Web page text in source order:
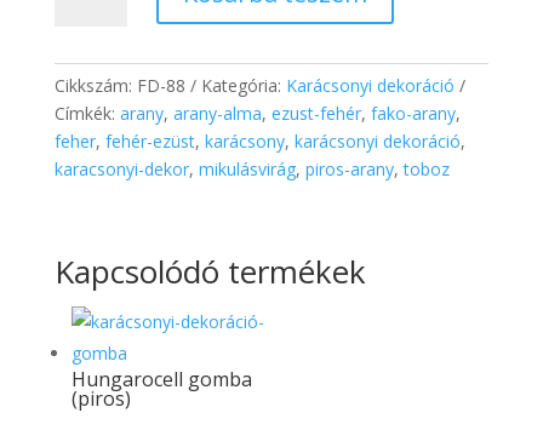
Házikó
(macis)
mennyiség
Cikkszám: FD-88 Kategória: Karácsonyi dekoráció
Címkék: arany, arany-alma, ezust-fehér, fako-arany,
feher, fehér-ezüst, karácsony, karácsonyi dekoráció,
karacsonyi-dekor, mikulásvirág, piros-arany,toboz
Kapcsolódó termékek
Hungarocell gomba
(piros)